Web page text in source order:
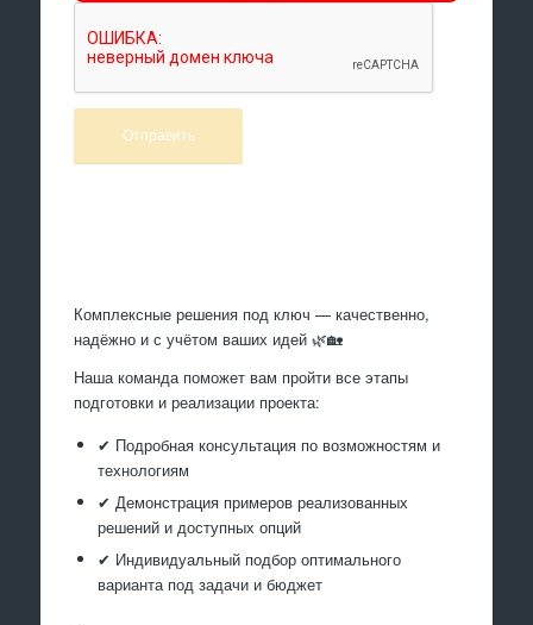
Комплексные решения под ключ — качественно,
надёжно и с учётом ваших идей 🌿🏡
Наша команда поможет вам пройти все этапы
подготовки и реализации проекта:
✔ Подробная консультация по возможностям и
технологиям
✔ Демонстрация примеров реализованных
решений и доступных опций
✔ Индивидуальный подбор оптимального
варианта под задачи и бюджет